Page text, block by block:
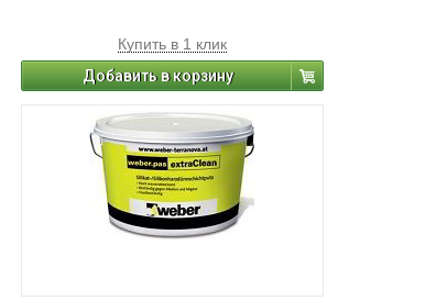
Купить в 1 клик
Добавить в корзину